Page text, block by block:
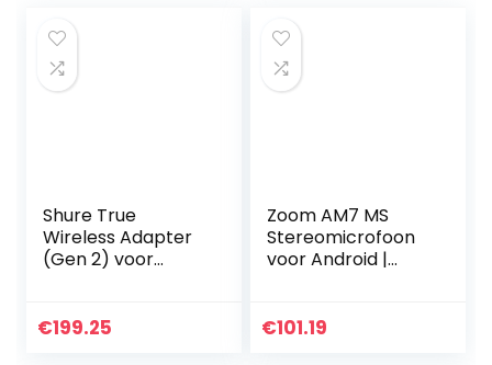
Shure True
Wireless Adapter
(Gen 2) voor
over-ear fit,
€199.25
Zoom AM7 MS
Stereomicrofoon
voor Android |
mobiele
€101.19